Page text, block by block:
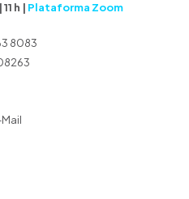
h | Plataforma Zoom
8083